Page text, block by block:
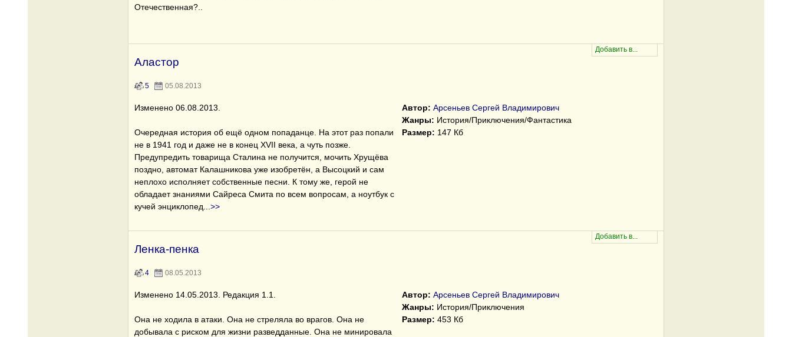
Отечественная?..
Аластор
5 05.08.2013
Изменено 06.08.2013.
Очередная история об ещё одном попаданце. На этот раз попали
не в 1941 год и даже не в конец XVII века, а чуть позже.
Предупредить товарища Сталина не получится, мочить Хрущёва
поздно, автомат Калашникова уже изобретён, а Высоцкий и сам
неплохо исполняет собственные песни. К тому же, герой не
обладает знаниями Сайреса Смита по всем вопросам, а ноутбук с
кучей энциклопед
>>
Автор: Арсеньев Сергей Владимирович
Жанры: История/Приключения/Фантастика
Размер: 147 Кб
Ленка-пенка
4 08.05.2013
Изменено 14.05.2013. Редакция 1.1.
Она не ходила в атаки. Она не стреляла во врагов. Она не
добывала с риском для жизни разведданные. Она не минировала
Автор: Арсеньев Сергей Владимирович
Жанры: История/Приключения
Размер: 453 Кб